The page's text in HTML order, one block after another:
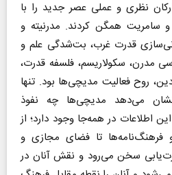
نظری و عملی عصر جدید را با
سامریت همگن کردند. مدرنیته و
قدرت غرب، بت‌شدگی علم و
مدرن، سکولاریسم، فلسفه قدرت،
روح فعالیت مدیچی‌ها بود. تنها
نشان می‌دهد مدیچی‌ها چه نفوذ
اطلاعات در همه‌جا وجود دارد؛ از
‌و فرهنگ‌نامه‌ها تا فضای مجازی و
سخن می‌رود و نقش آنان در